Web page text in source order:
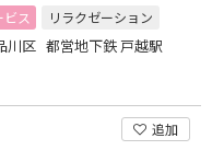
ス リラクゼーション
川区 都営地下鉄 戸越駅
追加